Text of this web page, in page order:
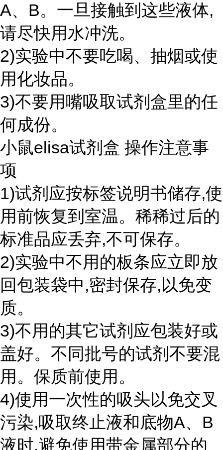
A、B。一旦接触到这些液体,
请尽快用水冲洗。
2)实验中不要吃喝、抽烟或使
用化妆品。
3)不要用嘴吸取试剂盒里的任
何成份。
小鼠elisa试剂盒 操作注意事
项
1)试剂应按标签说明书储存,使
用前恢复到室温。稀稀过后的
标准品应丢弃,不可保存。
2)实验中不用的板条应立即放
回包装袋中,密封保存,以免变
质。
3)不用的其它试剂应包装好或
盖好。不同批号的试剂不要混
用。保质前使用。
4)使用一次性的吸头以免交叉
污染,吸取终止液和底物A、B
液时,避免使用带金属部分的